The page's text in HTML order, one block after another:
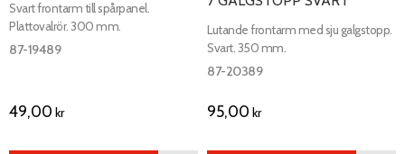
Svart frontarm till spårpanel.
Plattovalrör. 300 mm.
87-19489
49,00 kr
Lutande frontarm med sju galgstopp.
Svart. 350 mm.
87-20389
95,00 kr